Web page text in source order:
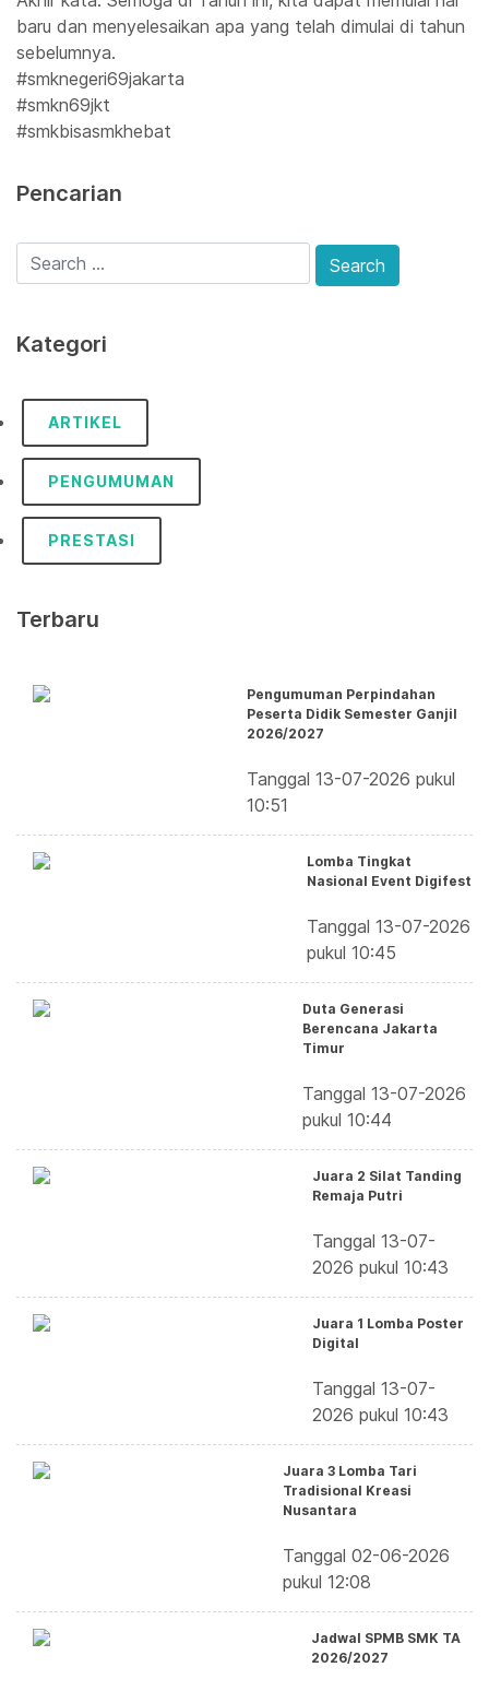
baru dan menyelesaikan apa yang telah dimulai di tahun
sebelumnya.
#smknegeri69jakarta
#smkn69jkt
#smkbisasmkhebat
Pencarian
Kategori
ARTIKEL
PENGUMUMAN
PRESTASI
Terbaru
Pengumuman Perpindahan
Peserta Didik Semester Ganjil
2026/2027
Tanggal 13-07-2026 pukul
10:51
Lomba Tingkat
Nasional Event Digifest
Tanggal 13-07-2026
pukul 10:45
Duta Generasi
Berencana Jakarta
Timur
Tanggal 13-07-2026
pukul 10:44
Juara 2 Silat Tanding
Remaja Putri
Tanggal 13-07-
2026 pukul 10:43
Juara 1 Lomba Poster
Digital
Tanggal 13-07-
2026 pukul 10:43
Juara 3 Lomba Tari
Tradisional Kreasi
Nusantara
Tanggal 02-06-2026
pukul 12:08
Jadwal SPMB SMK TA
2026/2027